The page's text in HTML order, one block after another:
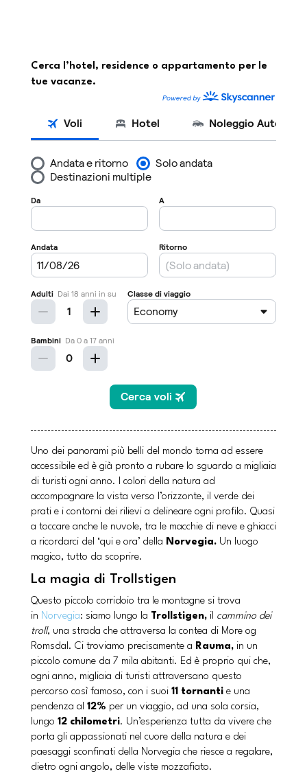
Cerca l’hotel, residence o appartamento per le
tue vacanze.
Uno dei panorami più belli del mondo torna ad essere
accessibile ed è già pronto a rubare lo sguardo a migliaia
di turisti ogni anno. I colori della natura ad
accompagnare la vista verso l’orizzonte, il verde dei
prati e i contorni dei rilievi a delineare ogni profilo. Quasi
a toccare anche le nuvole, tra le macchie di neve e ghiacci
a ricordarci del ‘qui e ora’ della Norvegia.Un luogo
magico, tutto da scoprire.
La magia di Trollstigen
Questo piccolo corridoio tra le montagne si trova
in Norvegia: siamo lungo la Trollstigen,il cammino dei
troll, una strada che attraversa la contea di More og
Romsdal. Ci troviamo precisamente a Rauma,in un
piccolo comune da 7 mila abitanti. Ed è proprio qui che,
ogni anno, migliaia di turisti attraversano questo
percorso così famoso, con i suoi 11 tornantie una
pendenza al 12% per un viaggio, ad una sola corsia,
lungo 12 chilometri. Un’esperienza tutta da vivere che
porta gli appassionati nel cuore della natura e dei
paesaggi sconfinati della Norvegia che riesce a regalare,
dietro ogni angolo, delle viste mozzafiato.